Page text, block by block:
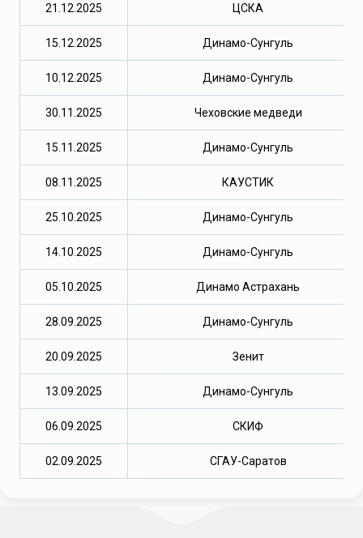
21.12.2025 ЦСКА
15.12.2025 Динамо-Сунгуль
10.12.2025 Динамо-Сунгуль
30.11.2025 Чеховские медведи
15.11.2025 Динамо-Сунгуль
08.11.2025 КАУСТИК
25.10.2025 Динамо-Сунгуль
14.10.2025 Динамо-Сунгуль
05.10.2025 Динамо Астрахань
28.09.2025 Динамо-Сунгуль
20.09.2025 Зенит
13.09.2025 Динамо-Сунгуль
06.09.2025 СКИФ
02.09.2025 СГАУ-Саратов